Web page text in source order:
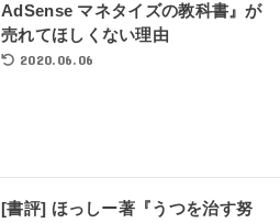
AdSense マネタイズの教科書』が
売れてほしくない理由
2020.06.06
[書評] ほっしー著『うつを治す努